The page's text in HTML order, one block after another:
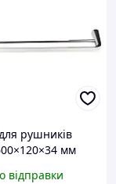
рушників
мм
відправки